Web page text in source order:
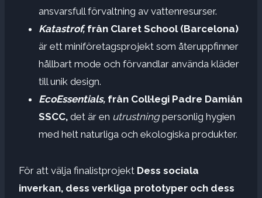
ansvarsfull förvaltning av vattenresurser.
Katastrof,från Claret School (Barcelona)
är ett miniföretagsprojekt som återuppfinner
hållbart mode och förvandlar använda kläder
till unik design.
EcoEssentials, från Coll·legi Padre Damián
SSCC, det är en utrustningpersonlig hygien
med helt naturliga och ekologiska produkter.
För att välja finalistprojekt Dess sociala
inverkan, dess verkliga prototyper och dess